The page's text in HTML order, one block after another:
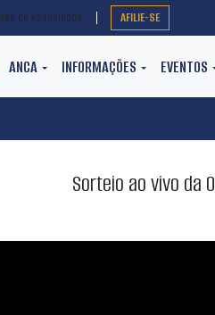
de Associados AFILIE-SE
(CURRENT)
ANCA INFORMAÇÕES EVENTOS
Sorteio ao vivo da